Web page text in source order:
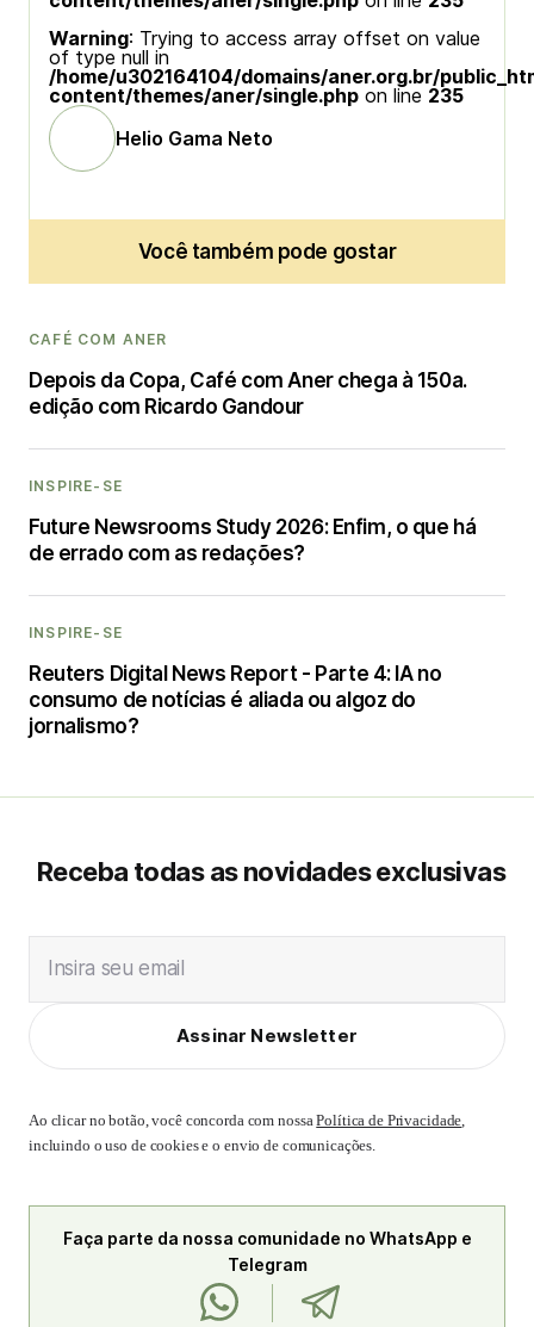
Warning: Trying to access array offset on value
of type null in
/home/u302164104/domains/aner.org.br/
content/themes/aner/single.php on line 235
Helio Gama Neto
Você também pode gostar
CAFÉ COM ANER
Depois da Copa, Café com Aner chega à 150a.
edição com Ricardo Gandour
INSPIRE-SE
Future Newsrooms Study 2026: Enfim, o que há
de errado com as redações?
INSPIRE-SE
Reuters Digital News Report - Parte 4: IA no
consumo de notícias é aliada ou algoz do
jornalismo?
Receba todas as novidades exclusivas
Insira seu email
Assinar Newsletter
Ao clicar no botão, você concorda com nossaPolítica de Privacidade,
incluindo o uso de cookies e o envio de comunicações.
Faça parte da nossa comunidade no WhatsApp e
Telegram